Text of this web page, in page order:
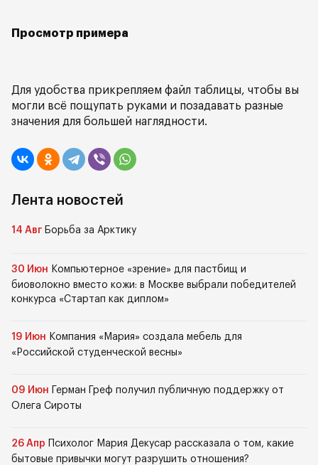
Просмотр примера
Для удобства прикрепляем файл таблицы, чтобы вы
могли всё пощупать руками и позадавать разные
значения для большей наглядности.
Лента новостей
14 Авг Борьба за Арктику
30 Июн Компьютерное «зрение» для пастбищ и
биоволокно вместо кожи: в Москве выбрали победителей
конкурса «Стартап как диплом»
19 Июн Компания «Мария» создала мебель для
«Российской студенческой весны»
09 Июн
Герман Греф получил публичную поддержку от
Олега Сироты
26 Апр
Психолог Мария Декусар рассказала о том, какие
бытовые привычки могут разрушить отношения?